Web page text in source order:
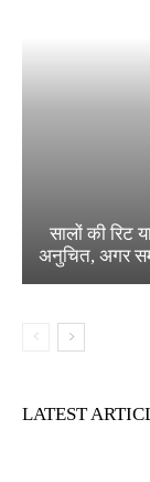
सालों की रिट
अनुचित, अगर
LATEST